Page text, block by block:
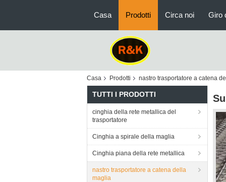
Casa Prodotti Circa noi Giro
Casa Prodotti nastro trasportatore a catena
TUTTI I PRODOTTI
cinghia della rete metallica del
trasportatore
Cinghia a spirale della maglia
Cinghia piana della rete metallica
nastro trasportatore a catena della
maglia